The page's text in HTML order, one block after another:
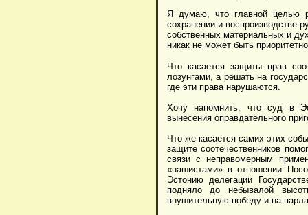
Я думаю, что главной целью
сохранении и воспроизводстве
собственных материальных и
никак не может быть
Что касается защиты прав
лозунгами, а решать на
где эти права нарушаются.
Хочу напомнить, что суд в
вынесения оправдательного
Что же касается самих этих
защите соотечественников
связи с неправомерным
«нашистами» в отношении
Эстонию делегации
подняло до небывалой
внушительную победу и на